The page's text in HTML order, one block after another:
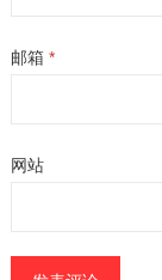
邮箱 *
网站